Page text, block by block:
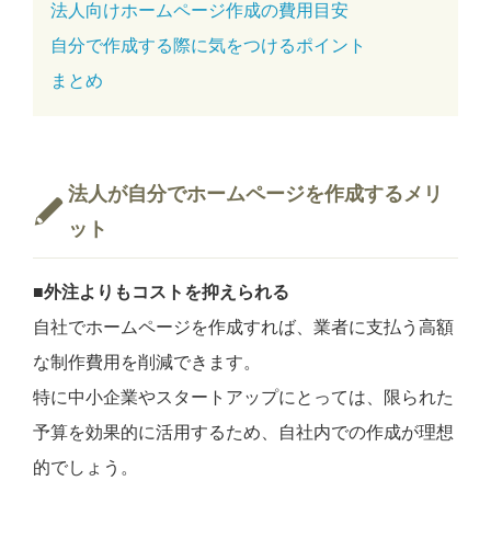
法人向けホームページ作成の費用目安
自分で作成する際に気をつけるポイント
まとめ
法人が自分でホームページを作成するメリ
ット
■外注よりもコストを抑えられる
自社でホームページを作成すれば、業者に支払う高額
な制作費用を削減できます。
特に中小企業やスタートアップにとっては、限られた
予算を効果的に活用するため、自社内での作成が理想
的でしょう。